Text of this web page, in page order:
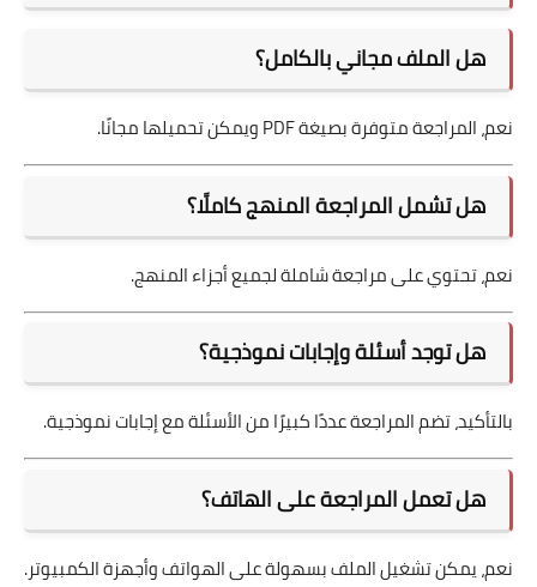
هل الملف مجاني بالكامل؟
نعم، المراجعة متوفرة بصيغة PDF ويمكن تحميلها مجانًا.
هل تشمل المراجعة المنهج كاملًا؟
نعم، تحتوي على مراجعة شاملة لجميع أجزاء المنهج.
هل توجد أسئلة وإجابات نموذجية؟
بالتأكيد، تضم المراجعة عددًا كبيرًا من الأسئلة مع إجابات نموذجية.
هل تعمل المراجعة على الهاتف؟
نعم، يمكن تشغيل الملف بسهولة على الهواتف وأجهزة الكمبيوتر.